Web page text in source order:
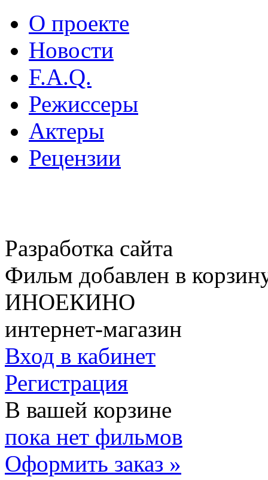
О проекте
Новости
F.A.Q.
Режиссеры
Актеры
Рецензии
Разработка сайта
Фильм добавлен в
ИНОЕКИНО
интернет-магазин
Вход в кабинет
Регистрация
В вашей корзине
пока нет фильмов
Оформить заказ »